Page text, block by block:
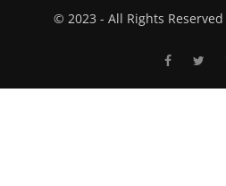
© 2023 - All Rights Reserved